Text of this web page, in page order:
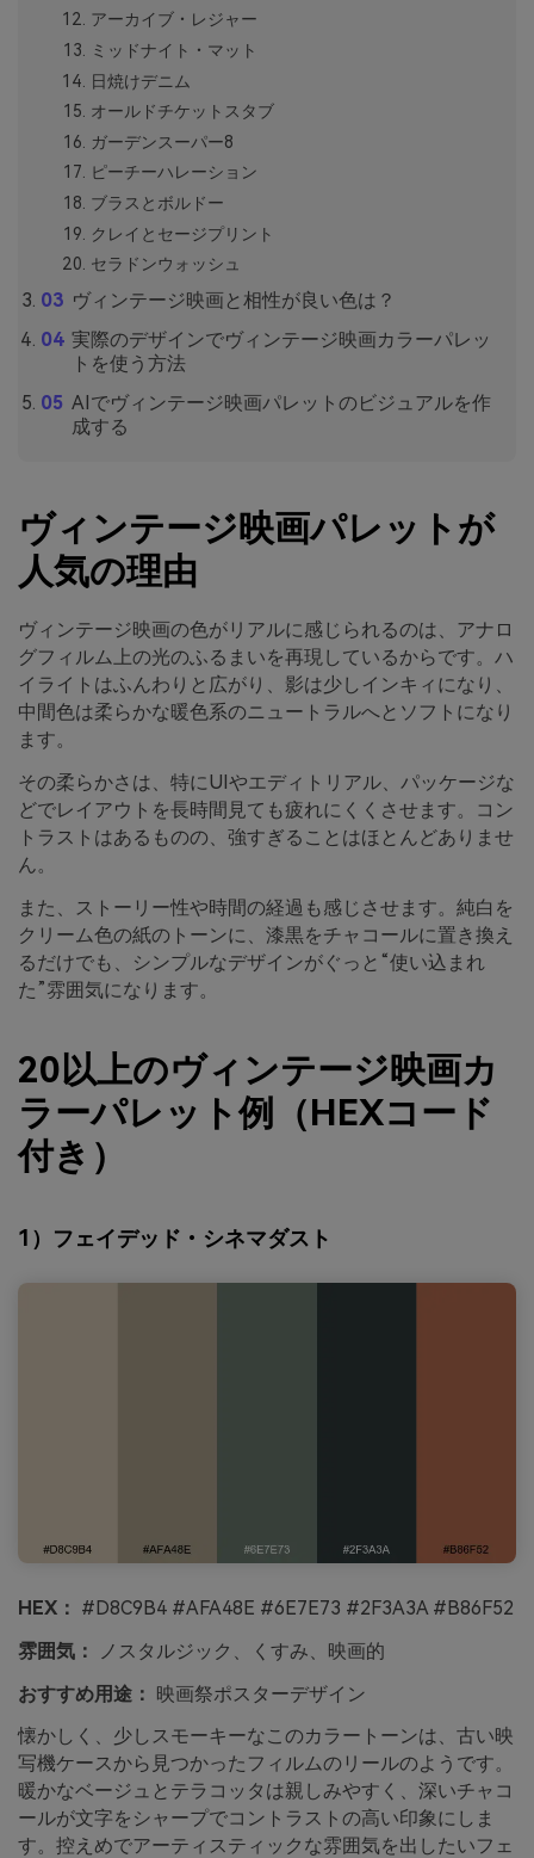
アーカイブ・レジャー
ミッドナイト・マット
日焼けデニム
オールドチケットスタブ
ガーデンスーパー8
ピーチーハレーション
ブラスとボルドー
クレイとセージプリント
セラドンウォッシュ
ヴィンテージ映画と相性が良い色は？
実際のデザインでヴィンテージ映画カラーパレッ
トを使う方法
AIでヴィンテージ映画パレットのビジュアルを作
成する
ヴィンテージ映画パレットが
人気の理由
ヴィンテージ映画の色がリアルに感じられるのは、アナロ
グフィルム上の光のふるまいを再現しているからです。ハ
イライトはふんわりと広がり、影は少しインキィになり、
中間色は柔らかな暖色系のニュートラルへとソフトになり
ます。
その柔らかさは、特にUIやエディトリアル、パッケージな
どでレイアウトを長時間見ても疲れにくくさせます。コン
トラストはあるものの、強すぎることはほとんどありませ
ん。
また、ストーリー性や時間の経過も感じさせます。純白を
クリーム色の紙のトーンに、漆黒をチャコールに置き換え
るだけでも、シンプルなデザインがぐっと“使い込まれ
た”雰囲気になります。
20以上のヴィンテージ映画カ
ラーパレット例（HEXコード
付き）
1）フェイデッド・シネマダスト
HEX： #D8C9B4 #AFA48E #6E7E73 #2F3A3A #B86F52
雰囲気：
ノスタルジック、くすみ、映画的
おすすめ用途： 映画祭ポスターデザイン
懐かしく、少しスモーキーなこのカラートーンは、古い映
写機ケースから見つかったフィルムのリールのようです。
暖かなベージュとテラコッタは親しみやすく、深いチャコ
ールが文字をシャープでコントラストの高い印象にしま
す。控えめでアーティスティックな雰囲気を出したいフェ